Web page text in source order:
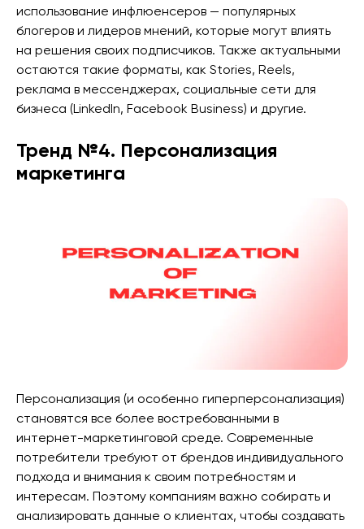
использование инфлюенсеров — популярных
блогеров и лидеров мнений, которые могут влиять
на решения своих подписчиков. Также актуальными
остаются такие форматы, как Stories, Reels,
реклама в мессенджерах, социальные сети для
бизнеса (LinkedIn, Facebook Business) и другие.
Тренд №4. Персонализация
маркетинга
Персонализация (и особенно гиперперсонализация)
становятся все более востребованными в
интернет-маркетинговой среде. Современные
потребители требуют от брендов индивидуального
подхода и внимания к своим потребностям и
интересам. Поэтому компаниям важно собирать и
анализировать данные о клиентах, чтобы создавать